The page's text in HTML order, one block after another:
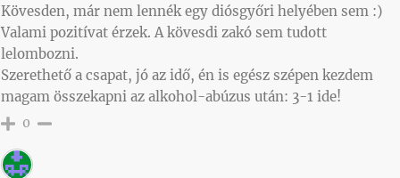
Kövesden, már nem lennék egy diósgyőri helyében sem :)
Valami pozitívat érzek. A kövesdi zakó sem tudott
lelombozni.
Szerethető a csapat, jó az idő, én is egész szépen kezdem
magam összekapni az alkohol-abúzus után: 3-1 ide!
0